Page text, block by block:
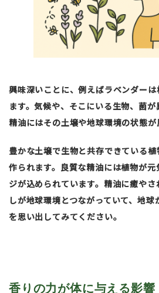
興味深いことに、例えばラベンダー
ます。気候や、そこにいる生物、菌
精油にはその土壌や地球環境の状態が
豊かな土壌で生物と共存できている
作られます。良質な精油には植物が
ジが込められています。精油に癒や
しが地球環境とつながっていて、地
を思い出してみてください。
香りの力が体に与える影響